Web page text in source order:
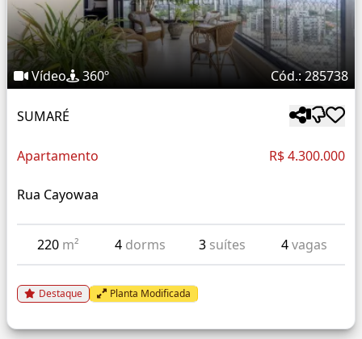
Vídeo 360º Cód.: 285738
SUMARÉ
Apartamento R$ 4.300.000
Rua Cayowaa
220 m² 4 dorms 3 suítes 4vagas
Destaque Planta Modificada